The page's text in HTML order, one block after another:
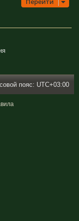
пояс: UTC+03:00